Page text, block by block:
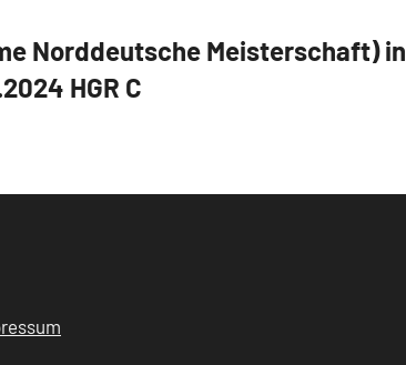
Norddeutsche Meisterschaft) in
HGR C